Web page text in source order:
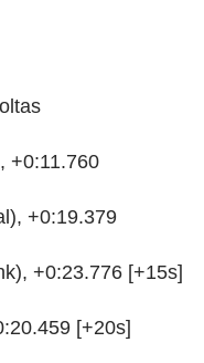
+0:11.760
+0:19.379
+0:23.776 [+15s]
[+20s]